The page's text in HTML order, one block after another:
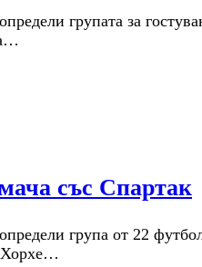
групата за
със Спартак
група от 22
Хорхе…